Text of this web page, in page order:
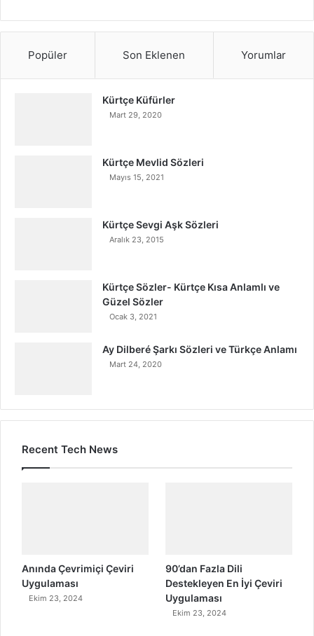
Popüler Son Eklenen Yorumlar
Kürtçe Küfürler
Mart 29, 2020
Kürtçe Mevlid Sözleri
Mayıs 15, 2021
Kürtçe Sevgi Aşk Sözleri
Aralık 23, 2015
Kürtçe Sözler- Kürtçe Kısa Anlamlı ve
Güzel Sözler
Ocak 3, 2021
Ay Dilberé Şarkı Sözleri ve Türkçe Anlamı
Mart 24, 2020
Recent Tech News
Anında Çevrimiçi Çeviri
Uygulaması
Ekim 23, 2024
90’dan Fazla Dili
Destekleyen En İyi Çeviri
Uygulaması
Ekim 23, 2024